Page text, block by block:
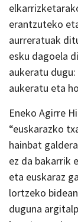
erantzuteko
aurreratuak
esku dagoela
aukeratu
aukeratu eta
Eneko Agirre
“euskarazko
hainbat
ez da bakarrik
eta euskaraz
lortzeko
duguna